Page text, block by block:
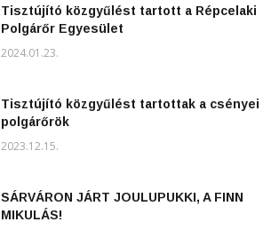
Tisztújító közgyűlést tartott a Répcelaki
Polgárőr Egyesület
2024.01.23.
Tisztújító közgyűlést tartottak a csényei
polgárőrök
2023.12.15.
SÁRVÁRON JÁRT JOULUPUKKI, A FINN
MIKULÁS!